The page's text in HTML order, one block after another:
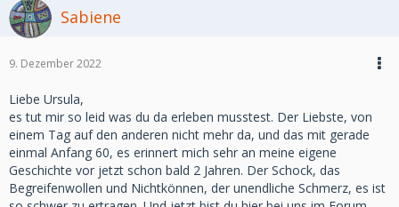
Sabiene
9. Dezember 2022
Liebe Ursula,
es tut mir so leid was du da erleben musstest. Der Liebste, von
einem Tag auf den anderen nicht mehr da, und das mit gerade
einmal Anfang 60, es erinnert mich sehr an meine eigene
Geschichte vor jetzt schon bald 2 Jahren. Der Schock, das
Begreifenwollen und Nichtkönnen, der unendliche Schmerz, es ist